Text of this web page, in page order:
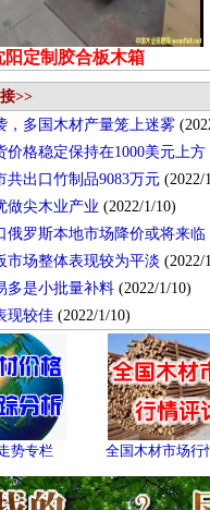
阳定制胶合板木箱
>>
，多国木材产量笼上迷雾
价格稳定保持在1000美元上方
共出口竹制品9083万元 (2022/
做尖木业产业 (2022/1/10)
俄罗斯本地市场降价或将来临
市场整体表现较为平淡 (2022/
多是小批量补料 (2022/1/10)
现较佳 (2022/1/10)
势专栏 全国木材市场行